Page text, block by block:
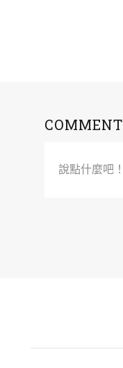
COMMENT
說點什麼吧！